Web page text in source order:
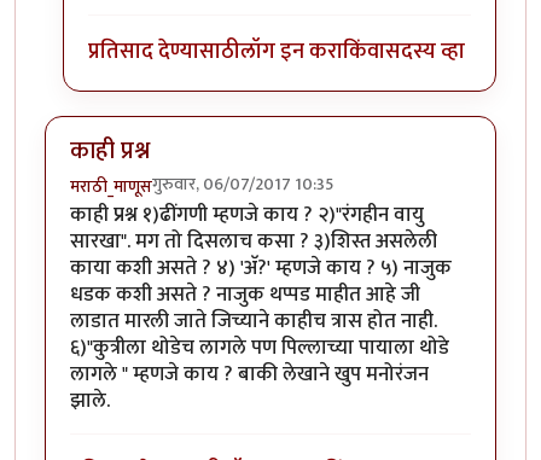
प्रतिसाद देण्यासाठीलॉग इन कराकिंवासदस्य व्हा
काही प्रश्न
मराठी_माणूसगुरुवार, 06/07/2017 10:35
काही प्रश्न १)ढींगणी म्हणजे काय ? २)"रंगहीन वायु
सारखा". मग तो दिसलाच कसा ? ३)शिस्त असलेली
काया कशी असते ? ४) 'अ‍ॅ?' म्हणजे काय ? ५) नाजुक
धडक कशी असते ? नाजुक थप्पड माहीत आहे जी
लाडात मारली जाते जिच्याने काहीच त्रास होत नाही.
६)"कुत्रीला थोडेच लागले पण पिल्लाच्या पायाला थोडे
लागले " म्हणजे काय ? बाकी लेखाने खुप मनोरंजन
झाले.